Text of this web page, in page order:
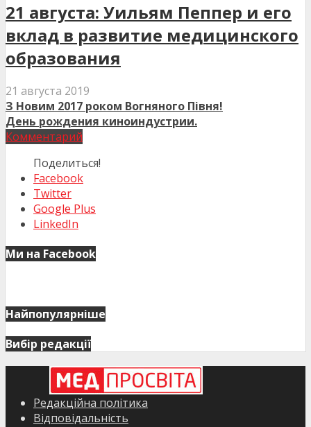
21 августа: Уильям Пеппер и его
вклад в развитие медицинского
образования
21 августа 2019
З Новим 2017 роком Вогняного Півня!
День рождения киноиндустрии.
Комментарий
Поделиться!
Facebook
Twitter
Google Plus
LinkedIn
Ми на Facebook
Найпопулярніше
Вибір редакції
Редакційна політика
Відповідальність